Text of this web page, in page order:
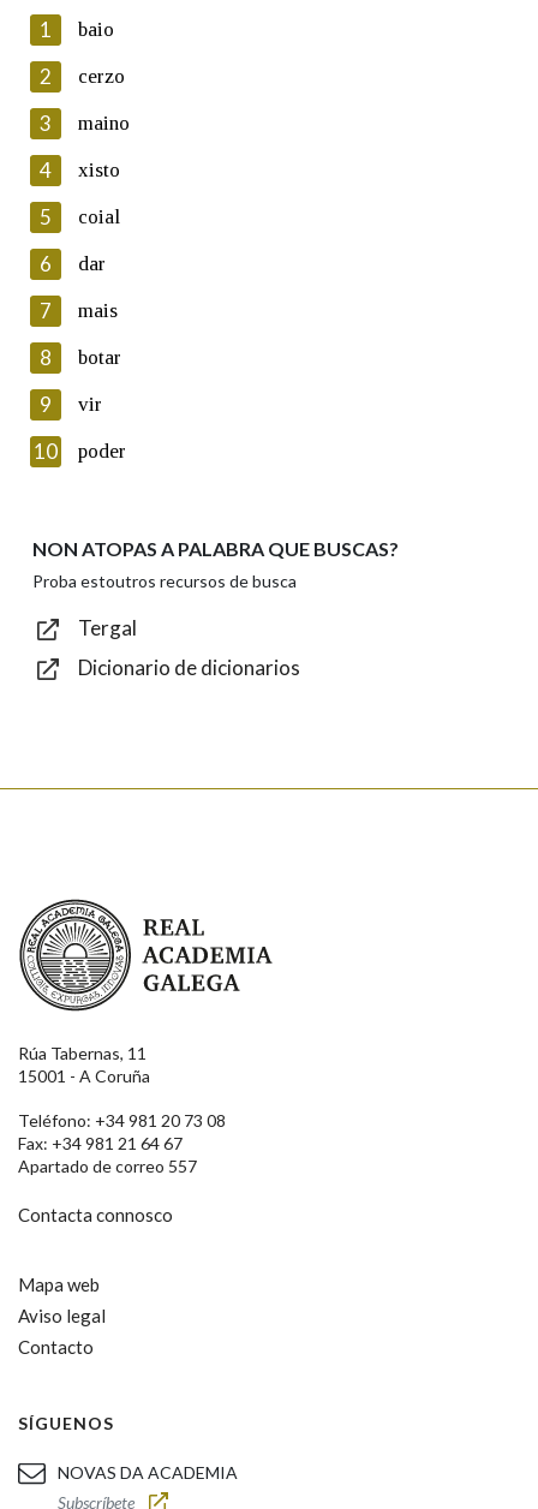
En cumprimento da normativa vixente en materia de
Protección de Datos de Carácter Persoal, a Real Academia
Galega informa a aqueles usuarios que faciliten o seu correo
electrónico, así como calquera outra información de carácter
persoal, que estes datos serán obxecto de tratamento
automatizado de carácter confidencial e incorporados aos seus
ficheiros informáticos. Así mesmo, os usuarios poderán exercer o
seu dereito de acceso, rectificación, oposición e cancelación dos
seus datos poñéndose en contacto connosco.
Lin e acepto as condicións da política de
Introduce o código que aparece na imaxe:
Texto de verificación
1 baio
2 cerzo
3 maino
4 xisto
5 coial
6 dar
7 mais
8 botar
9 vir
10 poder
NON ATOPAS A PALABRA QUE BUSCAS?
Proba estoutros recursos de busca
Tergal
Dicionario de dicionarios
Real Academia Galega
Rúa Tabernas, 11
15001 - A Coruña
Teléfono: +34 981 20 73 08
Fax: +34 981 21 64 67
Apartado de correo 557
Contacta connosco
Mapa web
Aviso legal
Contacto
SÍGUENOS
NOVAS DA ACADEMIA
Subscríbete